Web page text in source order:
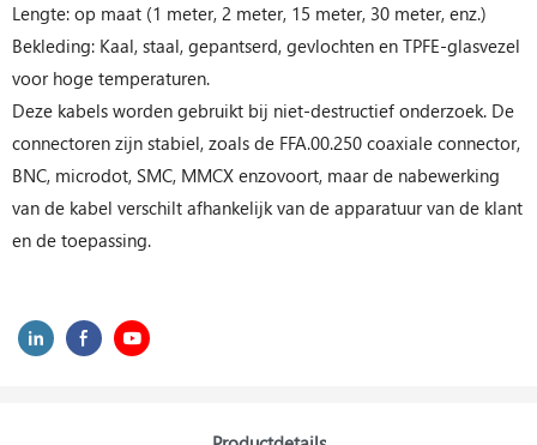
Lengte: op maat (1 meter, 2 meter, 15 meter, 30 meter, enz.)
Bekleding: Kaal, staal, gepantserd, gevlochten en TPFE-glasvezel
voor hoge temperaturen.
Deze kabels worden gebruikt bij niet-destructief onderzoek. De
connectoren zijn stabiel, zoals de FFA.00.250 coaxiale connector,
BNC, microdot, SMC, MMCX enzovoort, maar de nabewerking
van de kabel verschilt afhankelijk van de apparatuur van de klant
en de toepassing.